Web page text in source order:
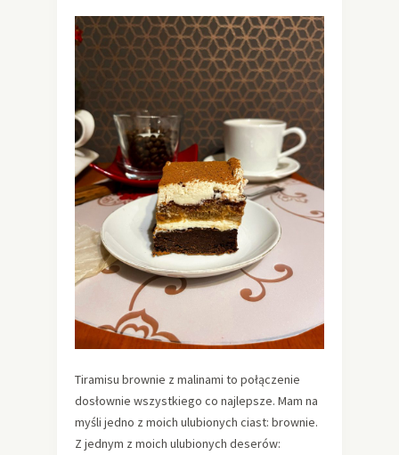
Tiramisu brownie z malinami to połączenie
dosłownie wszystkiego co najlepsze. Mam na
myśli jedno z moich ulubionych ciast: brownie.
Z jednym z moich ulubionych deserów: